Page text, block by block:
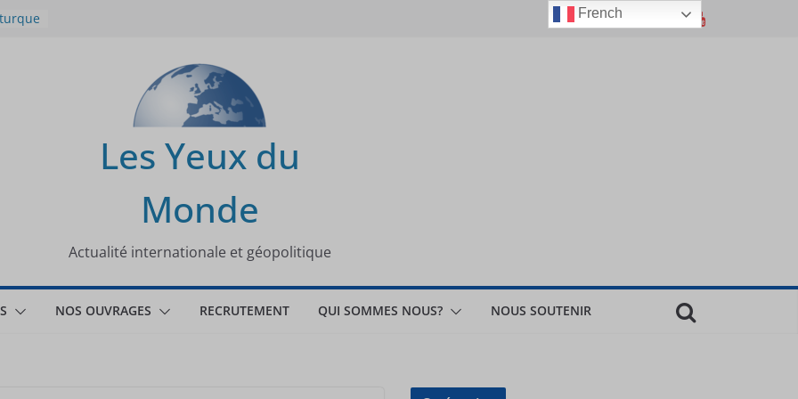
Les Yeux du
Monde
Actualité internationale et géopolitique
NOS OUVRAGES RECRUTEMENT QUI SOMMES NOUS? NOUS SOUTENIR
French